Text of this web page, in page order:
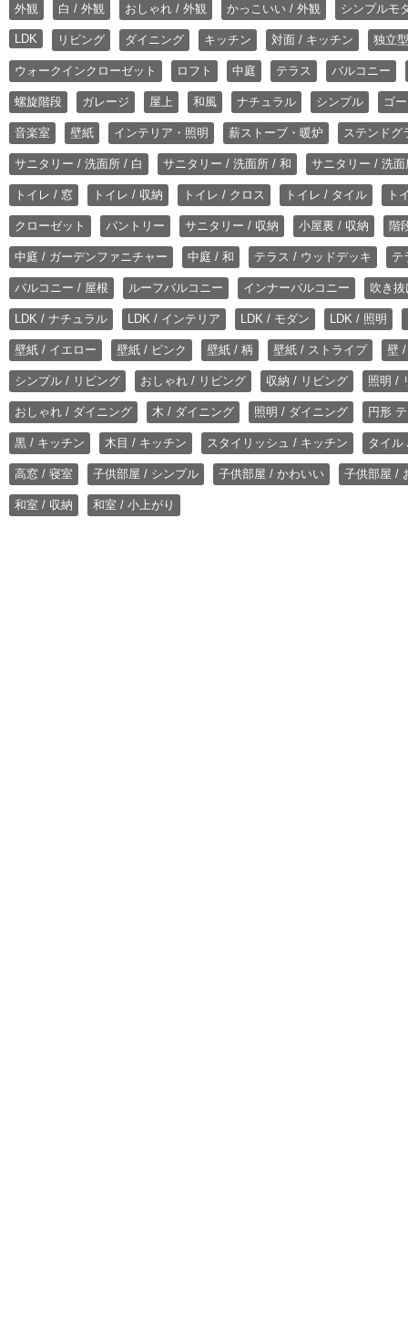
外観 白 / 外観 おしゃれ / 外観 かっこいい / 外観 シンプルモ
LDK リビング ダイニング キッチン 対面 / キッチン 独立
ウォークインクローゼット ロフト 中庭 テラス バルコニー
螺旋階段 ガレージ 屋上 和風 ナチュラル シンプル ゴ
音楽室 壁紙 インテリア・照明 薪ストーブ・暖炉 ステンドグ
サニタリー / 洗面所 / 白 サニタリー / 洗面所 / 和 サニタリー / 洗
トイレ / 窓 トイレ / 収納 トイレ / クロス トイレ / タイル ト
クローゼット パントリー サニタリー / 収納 小屋裏 / 収納 階
中庭 / ガーデンファニチャー 中庭 / 和 テラス / ウッドデッキ テ
バルコニー / 屋根 ルーフバルコニー インナーバルコニー 吹き
LDK / ナチュラル LDK / インテリア LDK / モダン LDK / 照明
壁紙 / イエロー 壁紙 / ピンク 壁紙 / 柄 壁紙 / ストライプ 壁
シンプル / リビング おしゃれ / リビング 収納 / リビング 照明 /
おしゃれ / ダイニング 木 / ダイニング 照明 / ダイニング 円形
黒 / キッチン 木目 / キッチン スタイリッシュ / キッチン タイル
高窓 / 寝室 子供部屋 / シンプル 子供部屋 / かわいい 子供部屋 /
和室 / 収納 和室 / 小上がり